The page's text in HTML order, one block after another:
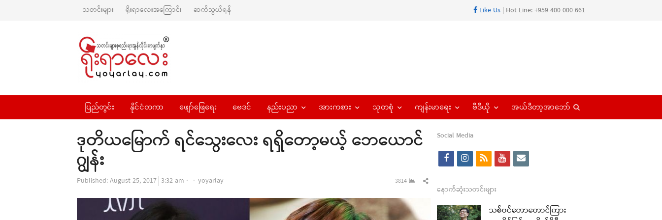
သတင်းများ ရိုးရာလေးအကြောင်း ဆက်သွယ်ရန် Like Us | Hot Line: +959 400 000 661
ပြည်တွင်း နိုင်ငံတကာ ဖျော်ဖြေရေး ဗေဒင် နည်းပညာ အားကစား သုတစုံ ကျန်းမာရေး ဗီဒီယို အယ်ဒီတာ့အာဘော်
ဒုတိယမြောက် ရင်သွေးလေး ရရှိတော့မယ့် ဘေယောင်
ဂျွန်း
Published:August 25, 2017 3:32 am Author
yoyarlay 3814
Share
this
Social Media
f
c
e
i
s
t
r
s
y
t
e
i
နောက်ဆုံးသတင်းများ
သစ်ပင်တောတောင်ကြား